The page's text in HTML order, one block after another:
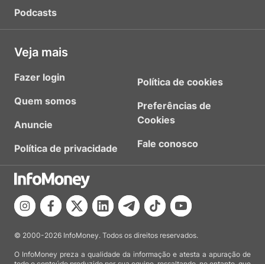
Podcasts
Veja mais
Fazer login
Quem somos
Anuncie
Política de privacidade
Política de cookies
Preferências de
Cookies
Fale conosco
© 2000-2026 InfoMoney. Todos os direitos reservados.
O InfoMoney preza a qualidade da informação e atesta a apuração de